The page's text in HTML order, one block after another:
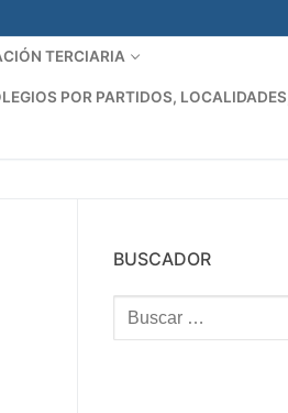
TERCIARIA
POR PARTIDOS,
BUSCADOR
Buscar: